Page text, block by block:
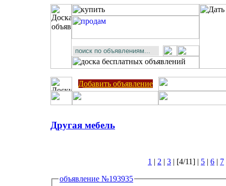
Добавить объявление
Другая мебель
1 | 2 | 3 | [4/11] | 5 | 6 | 7
объявление №193935